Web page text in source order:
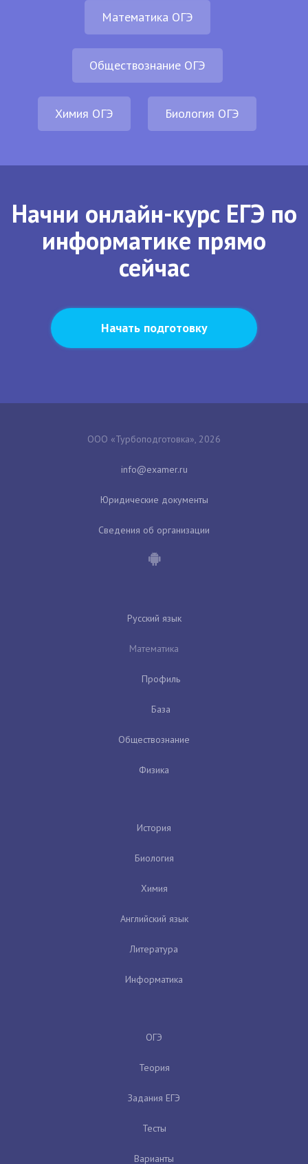
Математика ОГЭ
Обществознание ОГЭ
Химия ОГЭ Биология ОГЭ
Начни онлайн-курс ЕГЭ по
информатике прямо
сейчас
Начать подготовку
ООО «Турбоподготовка», 2026
Юридические документы
Сведения об организации
Русский язык
Математика
Профиль
База
Обществознание
Физика
История
Биология
Химия
Английский язык
Литература
Информатика
ОГЭ
Теория
Задания ЕГЭ
Тесты
Варианты